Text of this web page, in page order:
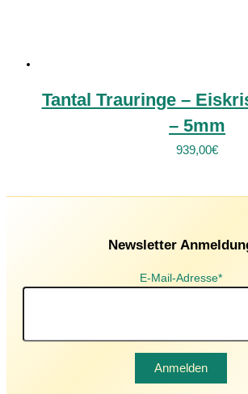
Tantal Trauringe –
– 5mm
939,00€
Newsletter
E-Mail-Adresse*